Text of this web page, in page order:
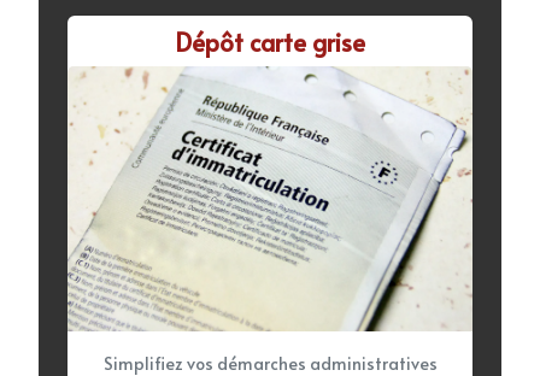
Dépôt carte grise
Simplifiez vos démarches administratives